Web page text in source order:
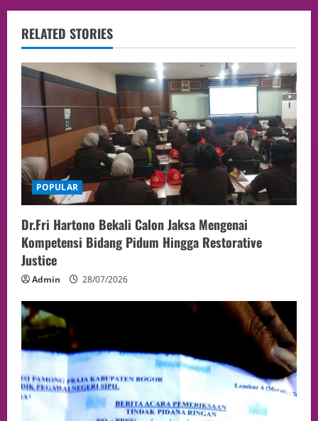
RELATED STORIES
POPULAR
Dr.Fri Hartono Bekali Calon Jaksa Mengenai
Kompetensi Bidang Pidum Hingga Restorative
Justice
Admin 28/07/2026